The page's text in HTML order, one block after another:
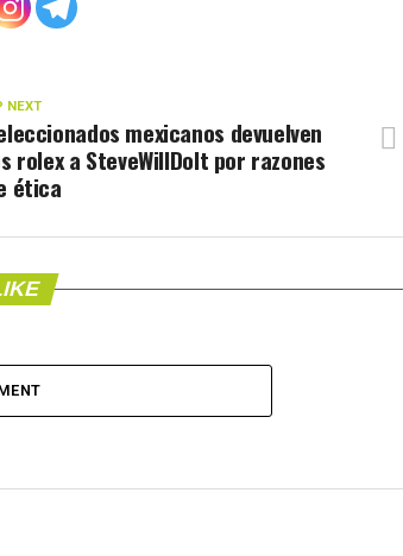
NEXT
mexicanos devuelven
rolex a SteveWillDoIt por razones
ética